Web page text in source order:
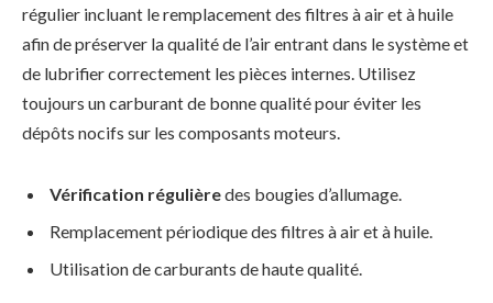
régulier incluant le remplacement des filtres à air et à huile
afin de préserver la qualité de l’air entrant dans le système et
de lubrifier correctement les pièces internes. Utilisez
toujours un carburant de bonne qualité pour éviter les
dépôts nocifs sur les composants moteurs.
Vérification régulièredes bougies d’allumage.
Remplacement périodique des filtres à air et à huile.
Utilisation de carburants de haute qualité.